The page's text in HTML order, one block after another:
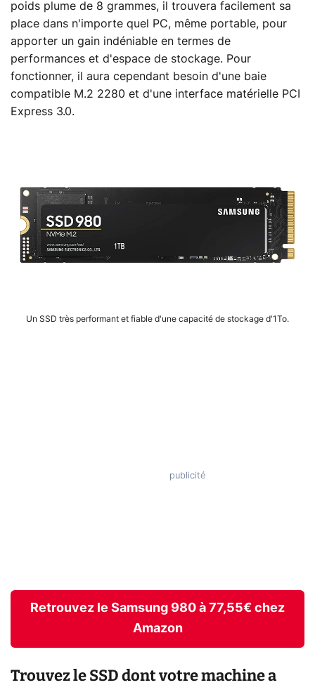
poids plume de 8 grammes, il trouvera facilement sa
place dans n'importe quel PC, même portable, pour
apporter un gain indéniable en termes de
performances et d'espace de stockage. Pour
fonctionner, il aura cependant besoin d'une baie
compatible M.2 2280 et d'une interface matérielle PCI
Express 3.0.
Un SSD très performant et fiable d'une capacité de stockage d'1To.
Retrouvez le Samsung 980 à 77,55€ chez
Amazon
Trouvez le SSD dont votre machine a